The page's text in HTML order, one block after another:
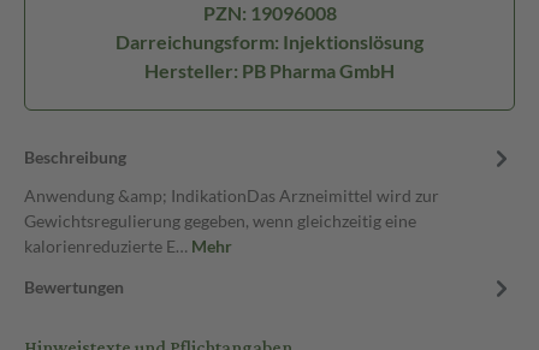
PZN: 19096008
Darreichungsform: Injektionslösung
Hersteller: PB Pharma GmbH
Beschreibung
Anwendung &amp; IndikationDas Arzneimittel wird zur
Gewichtsregulierung gegeben, wenn gleichzeitig eine
kalorienreduzierte E… Mehr
Bewertungen